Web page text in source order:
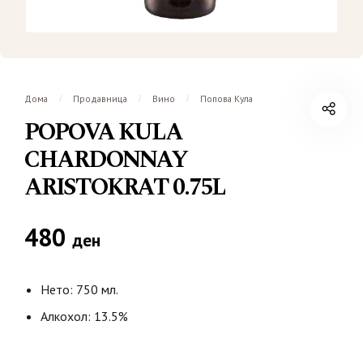
Дома / Продавница / Вино / Попова Кула
POPOVA KULA
CHARDONNAY
ARISTOKRAT 0.75L
480 ден
Нето: 750 мл.
Алкохол: 13.5%